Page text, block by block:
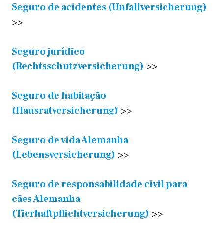
Seguro de acidentes (Unfallversicherung)
>>
Seguro jurídico
(Rechtsschutzversicherung) >>
Seguro de habitação
(Hausratversicherung) >>
Seguro de vida Alemanha
(Lebensversicherung) >>
Seguro de responsabilidade civil para
cães Alemanha
(Tierhaftpflichtversicherung) >>